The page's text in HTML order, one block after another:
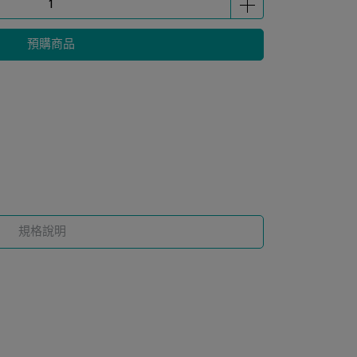
預購商品
規格說明